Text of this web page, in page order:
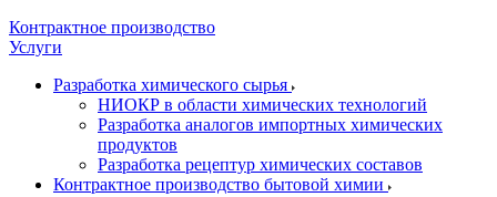
Контрактное производство
Услуги
Разработка химического сырья
НИОКР в области химических технологий
Разработка аналогов импортных химических
продуктов
Разработка рецептур химических составов
Контрактное производство бытовой химии